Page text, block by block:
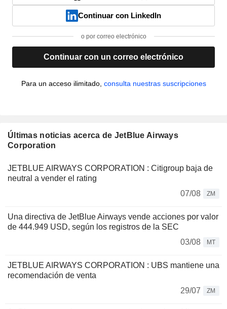
Continuar con LinkedIn
o por correo electrónico
Continuar con un correo electrónico
Para un acceso ilimitado, consulta nuestras suscripciones
Últimas noticias acerca de JetBlue Airways
Corporation
JETBLUE AIRWAYS CORPORATION : Citigroup baja de
neutral a vender el rating
07/08
ZM
Una directiva de JetBlue Airways vende acciones por valor
de 444.949 USD, según los registros de la SEC
03/08
MT
JETBLUE AIRWAYS CORPORATION : UBS mantiene una
recomendación de venta
29/07
ZM